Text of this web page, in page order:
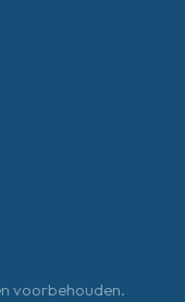
voorbehouden.